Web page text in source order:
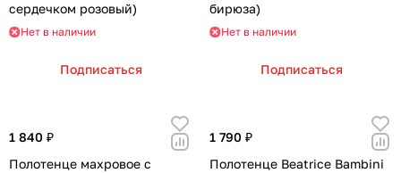
сердечком розовый)
Нет в наличии
Подписаться
бирюза)
Нет в наличии
Подписаться
1 840 ₽
Полотенце махровое с
1 790 ₽
Полотенце Beatrice Bambini